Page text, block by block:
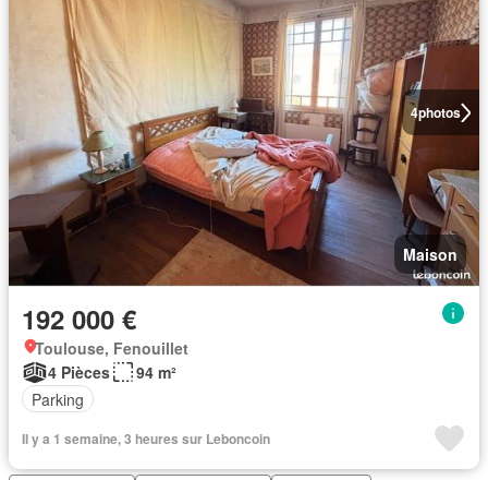
4photos
Maison
192 000 €
Toulouse, Fenouillet
4 Pièces
94 m²
Parking
Il y a 1 semaine, 3 heures sur Leboncoin